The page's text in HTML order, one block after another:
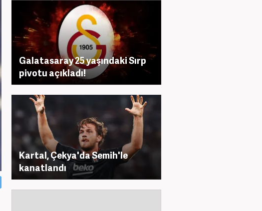
Galatasaray 25 yaşındaki Sırp
pivotu açıkladı!
Kartal, Çekya'da Semih'le
kanatlandı